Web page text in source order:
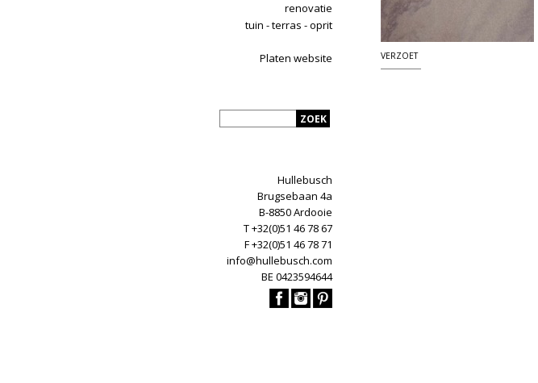
renovatie
tuin - terras - oprit
Platen website
Hullebusch
Brugsebaan 4a
B-8850 Ardooie
T +32(0)51 46 78 67
F +32(0)51 46 78 71
info@hullebusch.com
BE 0423594644
VERZOET